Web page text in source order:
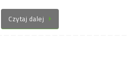
Czytaj dalej